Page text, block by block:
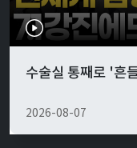
수술실 통째로 '흔
2026-08-07